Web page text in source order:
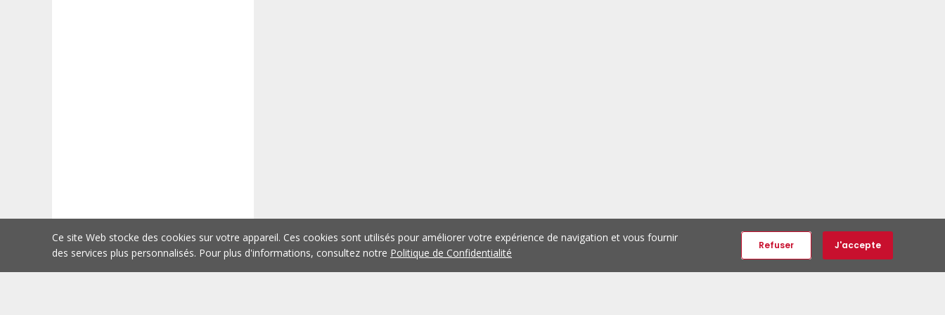
Ce site Web stocke des cookies sur votre appareil. Ces cookies sont utilisés pour améliorer votre expérience de navigation et vous fournir
des services plus personnalisés. Pour plus d'informations, consultez notre Politique de Confidentialité
Refuser J'accepte